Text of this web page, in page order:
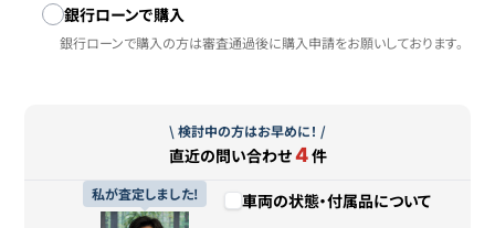
銀行ローンで購入
銀行ローンで購入の方は審査通過後に購入申請をお願いしております。
\ 検討中の方はお早めに！ /
直近の問い合わせ4件
私が査定しました!
車両の状態・付属品について